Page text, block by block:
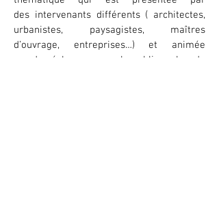
des intervenants différents ( architectes,
urbanistes, paysagistes, maîtres
d’ouvrage, entreprises…) et animée
par des échanges avec le public au bar de